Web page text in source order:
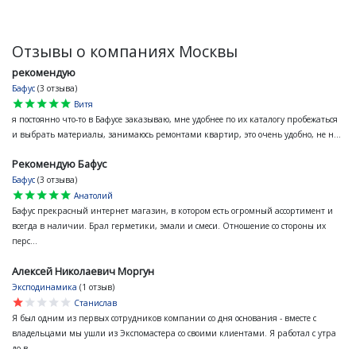
Отзывы о компаниях Москвы
рекомендую
Бафус (3 отзыва)
star
star
star
star
star
Витя
я постоянно что-то в Бафусе заказываю, мне удобнее по их каталогу пробежаться
и выбрать материалы, занимаюсь ремонтами квартир, это очень удобно, не н...
Рекомендую Бафус
Бафус (3 отзыва)
star
star
star
star
star
Анатолий
Бафус прекрасный интернет магазин, в котором есть огромный ассортимент и
всегда в наличии. Брал герметики, эмали и смеси. Отношение со стороны их
перс...
Алексей Николаевич Моргун
Эксподинамика (1 отзыв)
star
star
star
star
star
Станислав
Я был одним из первых сотрудников компании со дня основания - вместе с
владельцами мы ушли из Экспомастера со своими клиентами. Я работал с утра